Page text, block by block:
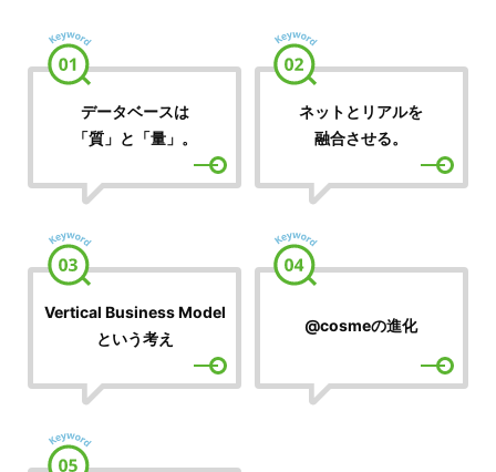
データベースは
「質」と「量」。
ネットとリアルを
融合させる。
Vertical Business Model
という考え
@cosmeの進化